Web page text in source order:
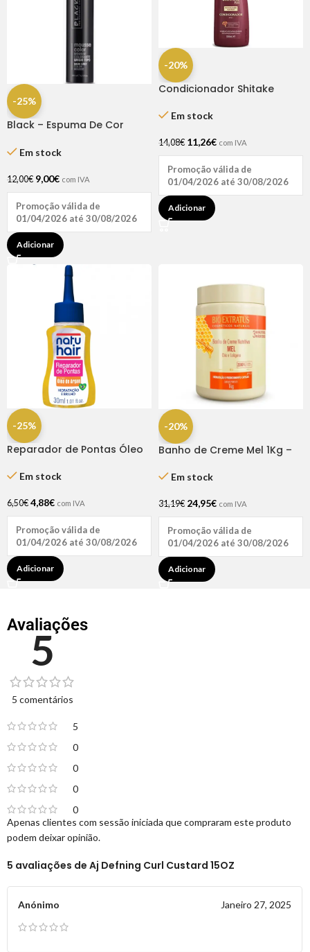
-25%
Black – Espuma De Cor
Em stock
12,00€ 9,00€ com IVA
Promoção válida de
01/04/2026 até 30/08/2026
Adicionar
-20%
Condicionador Shitake
Em stock
14,08€ 11,26€ com IVA
Promoção válida de
01/04/2026 até 30/08/2026
Adicionar
-25%
Reparador de Pontas Óleo
Em stock
6,50€ 4,88€ com IVA
Promoção válida de
01/04/2026 até 30/08/2026
Adicionar
-20%
Banho de Creme Mel 1Kg –
Em stock
31,19€ 24,95€ com IVA
Promoção válida de
01/04/2026 até 30/08/2026
Adicionar
Avaliações
5
5 comentários
5
0
0
0
0
5 avaliações de Aj Defning Curl Custard 15OZ
Anónimo Janeiro 27, 2025
Apenas clientes com sessão iniciada que compraram este produto
podem deixar opinião.